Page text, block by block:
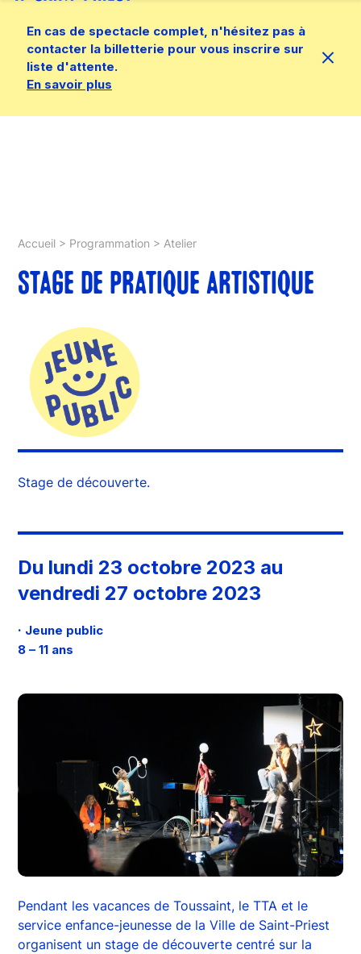
En cas de spectacle complet, n'hésitez pas à
contacter la billetterie pour vous inscrire sur
liste d'attente.
En savoir plus
Accueil > Programmation > Atelier
STAGE DE PRATIQUE ARTISTIQUE
Stage de découverte.
Du lundi 23 octobre 2023 au
vendredi 27 octobre 2023
· Jeune public
8 – 11 ans
Pendant les vacances de Toussaint, le TTA et le
service enfance-jeunesse de la Ville de Saint-Priest
organisent un stage de découverte centré sur la